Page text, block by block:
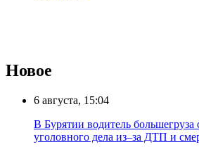
Новое
6 августа, 15:04
В Бурятии водитель большегруза
уголовного дела из–за ДТП и